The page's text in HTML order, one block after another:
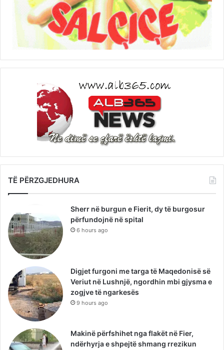
TË PËRZGJEDHURA
Sherr në burgun e Fierit, dy të burgosur
përfundojnë në spital
6 hours ago
Digjet furgoni me targa të Maqedonisë së
Veriut në Lushnjë, ngordhin mbi gjysma e
zogjve të ngarkesës
9 hours ago
Makinë përfshihet nga flakët në Fier,
ndërhyrja e shpejtë shmang rrezikun